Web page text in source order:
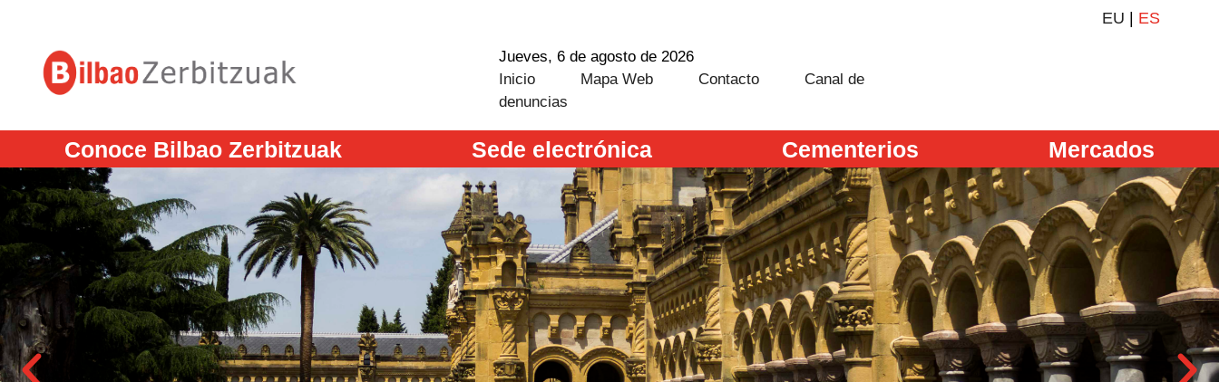
EU ES
Jueves, 6 de agosto de 2026
Inicio Mapa Web Contacto
Canal de
denuncias
Conoce Bilbao Zerbitzuak Sede electrónica Cementerios Mercados